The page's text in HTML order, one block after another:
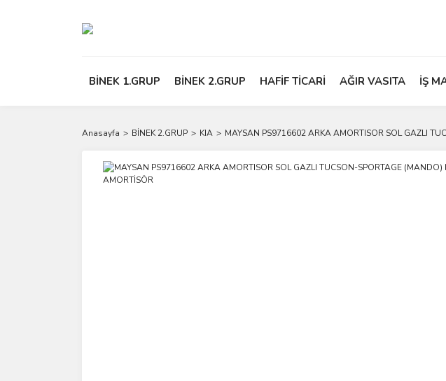
BİNEK 1.GRUP BİNEK 2.GRUP HAFİF TİCARİ AĞIR VASITA İŞ
Anasayfa BİNEK 2.GRUP KIA MAYSAN PS9716602 ARKA AMORTISOR SOL GAZLI